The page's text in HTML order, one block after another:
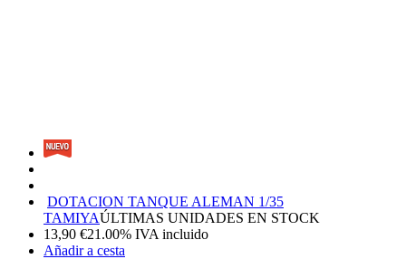
DOTACION TANQUE ALEMAN 1/35
TAMIYAÚLTIMAS UNIDADES EN STOCK
13,90 €21.00% IVA incluido
Añadir a cesta